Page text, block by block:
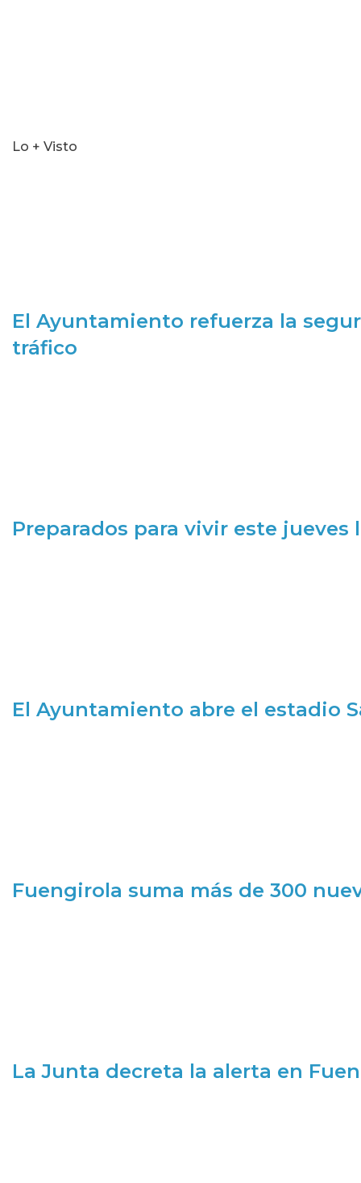
Lo + Visto
El Ayuntamiento refuerza la
tráfico
Preparados para vivir este jueves
El Ayuntamiento abre el estadio
Fuengirola suma más de 300
La Junta decreta la alerta en